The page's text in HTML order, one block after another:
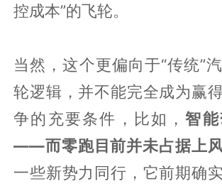
控成本”的飞轮。
当然，这个更偏向于“传统”
轮逻辑，并不能完全成为赢
争的充要条件，比如，智
——而零跑目前并未占据上
一些新势力同行，它前期确